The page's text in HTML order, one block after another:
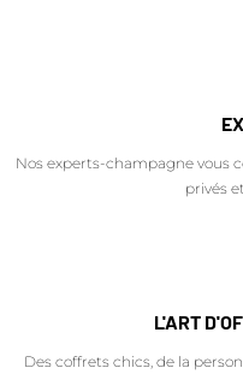
Nos experts-champagne vous
privés
L'ART
Des coffrets chics, de la